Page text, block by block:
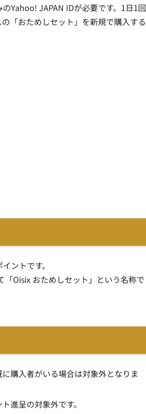
Yahoo! JAPAN IDが必要です。1日1回
「おためしセット」を新規で購入する
ントです。
Oisix おためしセット」という名称で
購入者がいる場合は対象外となりま
進呈の対象外です。